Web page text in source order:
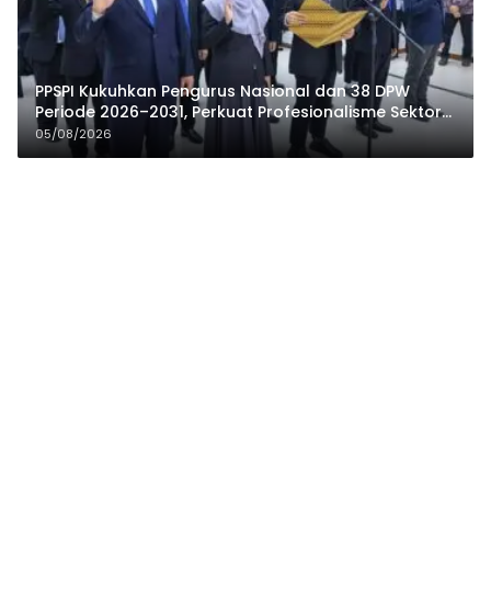
PPSPI Kukuhkan Pengurus Nasional dan 38 DPW
Periode 2026–2031, Perkuat Profesionalisme Sektor
Publik
05/08/2026